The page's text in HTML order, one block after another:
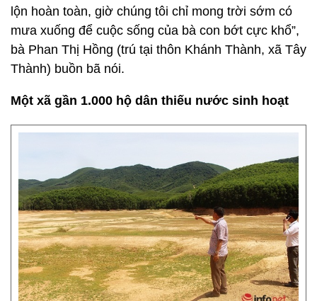
lộn hoàn toàn, giờ chúng tôi chỉ mong trời sớm có
mưa xuống để cuộc sống của bà con bớt cực khổ”,
bà Phan Thị Hồng (trú tại thôn Khánh Thành, xã Tây
Thành) buồn bã nói.
Một xã gần 1.000 hộ dân thiếu nước sinh hoạt